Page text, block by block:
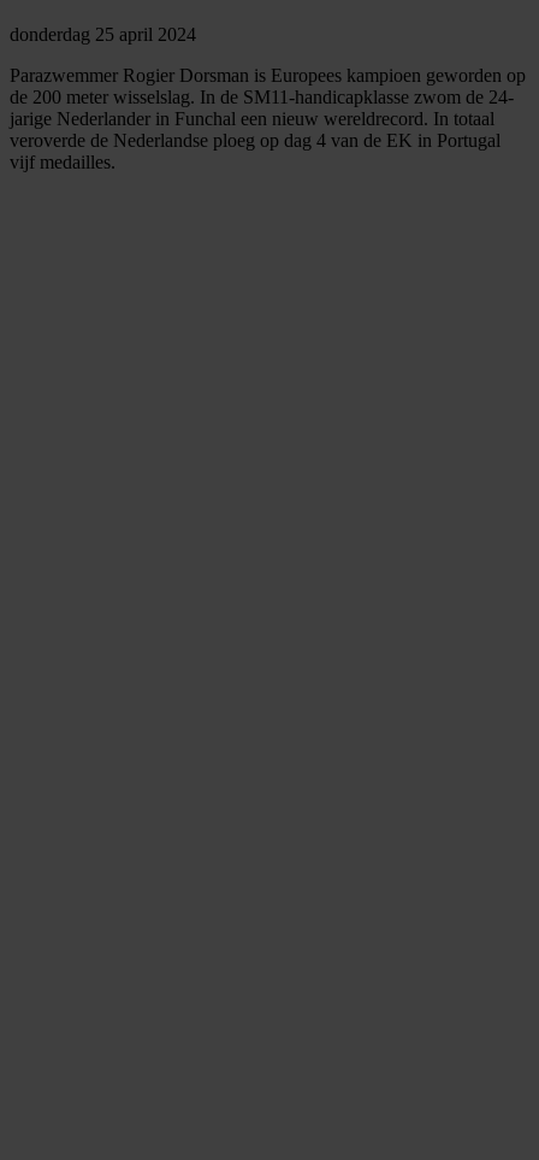
donderdag 25 april 2024
Parazwemmer Rogier Dorsman is Europees kampioen geworden op
de 200 meter wisselslag. In de SM11-handicapklasse zwom de 24-
jarige Nederlander in Funchal een nieuw wereldrecord. In totaal
veroverde de Nederlandse ploeg op dag 4 van de EK in Portugal
vijf medailles.